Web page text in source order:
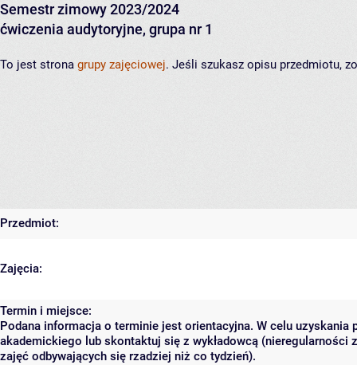
Semestr zimowy 2023/2024
ćwiczenia audytoryjne, grupa nr 1
To jest strona grupy zajęciowej. Jeśli szukasz opisu przedmiotu,
Przedmiot:
Zajęcia:
Termin i miejsce:
Podana informacja o terminie jest orientacyjna. W celu
akademickiego lub skontaktuj się z wykładowcą (nieregularności
zajęć odbywających się rzadziej niż co tydzień).